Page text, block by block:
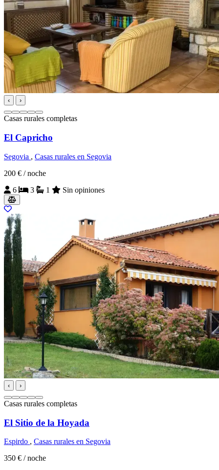
‹ ›
Casas rurales completas
El Capricho
Segovia , Casas rurales en Segovia
200 € / noche
6
3 1 Sin opiniones
‹ ›
Casas rurales completas
El Sitio de la Hoyada
Espirdo , Casas rurales en Segovia
350 € / noche